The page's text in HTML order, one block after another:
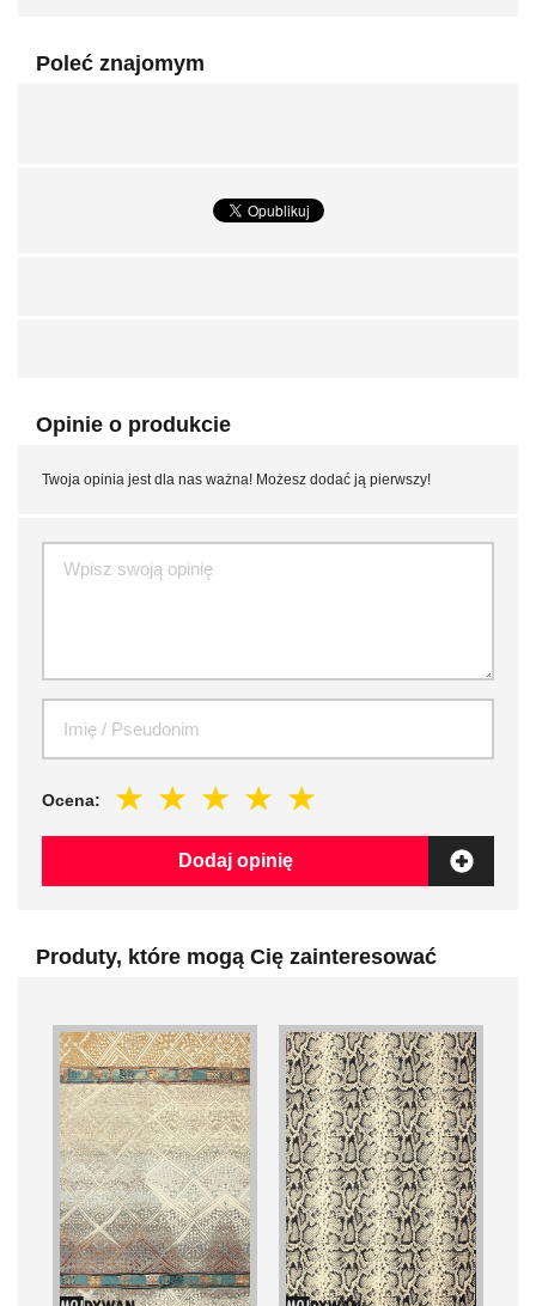
Poleć znajomym
Opinie o produkcie
Twoja opinia jest dla nas ważna! Możesz dodać ją pierwszy!
Ocena:
Dodaj opinię
Produty, które mogą Cię zainteresować